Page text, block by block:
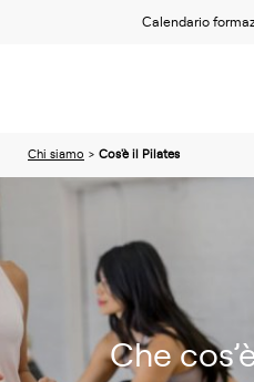
Calendario
Chi siamo > Cos'è il Pilates
Che